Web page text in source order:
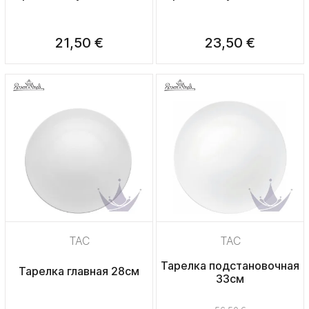
21,50 € 23,50 €
TAC
Тарелка главная 28см
TAC
Тарелка подстановочная
33см